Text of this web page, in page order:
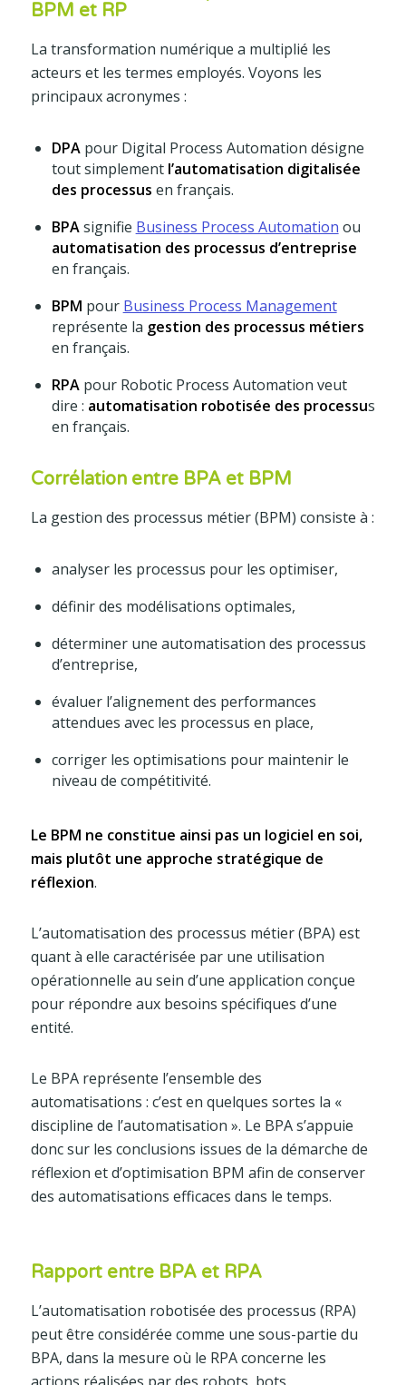
BPM et RP
La transformation numérique a multiplié les
acteurs et les termes employés. Voyons les
principaux acronymes :
DPApour Digital Process Automation désigne
tout simplement l’automatisation digitalisée
des processus en français.
BPAsignifie Business Process Automation ou
automatisation des processus d’entreprise
en français.
BPM pour Business Process Management
représente la gestion des processus métiers
en français.
RPA pour Robotic Process Automation veut
dire : automatisation robotisée des processus
en français.
Corrélation entre BPA et BPM
La gestion des processus métier (BPM) consiste à :
analyser les processus pour les optimiser,
définir des modélisations optimales,
déterminer une automatisation des processus
d’entreprise,
évaluer l’alignement des performances
attendues avec les processus en place,
corriger les optimisations pour maintenir le
niveau de compétitivité.
Le BPM ne constitue ainsi pas un logiciel en soi,
mais plutôt une approche stratégique de
réflexion.
L’automatisation des processus métier (BPA) est
quant à elle caractérisée par une utilisation
opérationnelle au sein d’une application conçue
pour répondre aux besoins spécifiques d’une
entité.
Le BPA représente l’ensemble des
automatisations : c’est en quelques sortes la «
discipline de l’automatisation ». Le BPA s’appuie
donc sur les conclusions issues de la démarche de
réflexion et d’optimisation BPM afin de conserver
des automatisations efficaces dans le temps.
Rapport entre BPA et RPA
L’automatisation robotisée des processus (RPA)
peut être considérée comme une sous-partie du
BPA, dans la mesure où le RPA concerne les